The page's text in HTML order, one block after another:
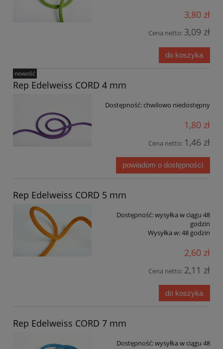
3,80 zł
Cena netto: 3,09 zł
do koszyka
Rep Edelweiss CORD 4 mm
Dostępność:chwilowo niedostępny
1,80 zł
Cena netto: 1,46 zł
powiadom o dostępności
nowość
Rep Edelweiss CORD 5 mm
Dostępność:wysyłka w ciągu 48
godzin
Wysyłka w:48 godzin
2,60 zł
Cena netto: 2,11 zł
do koszyka
Rep Edelweiss CORD 7 mm
Dostępność:wysyłka w ciągu 48